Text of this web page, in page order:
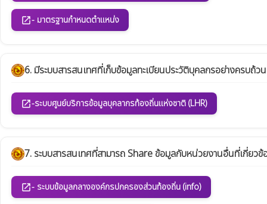
open_in_new- มาตรฐานกำหนดตำแหน่ง
6. มีระบบสารสนเทศที่เก็บข้อมูลทะเบียนประวัติบุคลกรอย่างครบถ้ว
open_in_new-ระบบศูนย์บริการข้อมูลบุคลากรท้องถิ่นแห่งชาติ (LHR)
7. ระบบสารสนเทศที่สามารถ Share ข้อมูลกับหน่วยงานอื่นที่เกี่ยว
open_in_new- ระบบข้อมูลกลางองค์กรปกครองส่วนท้องถิ่น (info)